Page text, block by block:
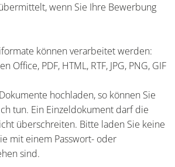
wenn Sie Ihre Bewerbung
können verarbeitet werden:
Office, PDF, HTML, RTF, JPG, PNG, GIF
hochladen, so können Sie
tun. Ein Einzeldokument darf die
überschreiten. Bitte laden Sie keine
mit einem Passwort- oder
sind.